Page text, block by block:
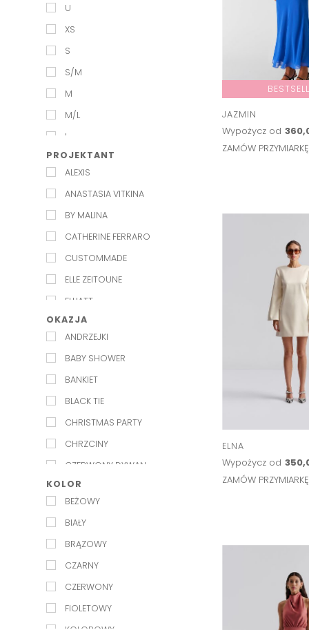
U
XS
S
S/M
M
M/L
L
XL
PROJEKTANT
ALEXIS
ANASTASIA VITKINA
BY MALINA
CATHERINE FERRARO
CUSTOMMADE
ELLE ZEITOUNE
ELLIATT
EXQUISE
INDEX JAPAN
JENESEQUA
KAROLINA NAJI
KEEPSAKE
KELLY&KATIE
L'IDEE
OKAZJA
ANDRZEJKI
BABY SHOWER
BANKIET
BLACK TIE
CHRISTMAS PARTY
CHRZCINY
CZERWONY DYWAN
FORMALNIE
GALA
GARDEN PARTY
IMIENINY
IMPREZA
IMPREZA LETNIA
IMPREZA W PLENERZE
KOLOR
BEŻOWY
BIAŁY
BRĄZOWY
CZARNY
CZERWONY
FIOLETOWY
JAZMIN
Wypożycz od
ZAMÓW PRZYMIARKĘ
ELNA
Wypożycz od
ZAMÓW PRZYMIARKĘ